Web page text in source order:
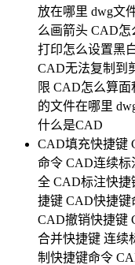
放在哪里 dwg文
么画箭头 CAD怎
打印怎么设置黑
CAD无法复制到
限 CAD怎么算面
的文件在哪里
什么是CAD
CAD填充快捷键
命令 CAD连续标
全 CAD标注快捷
捷键 CAD快捷键
CAD撤销快捷键
合并快捷键 连续
制快捷键命令